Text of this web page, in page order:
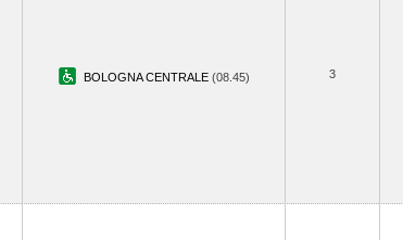
BOLOGNA CENTRALE (08.45) 3